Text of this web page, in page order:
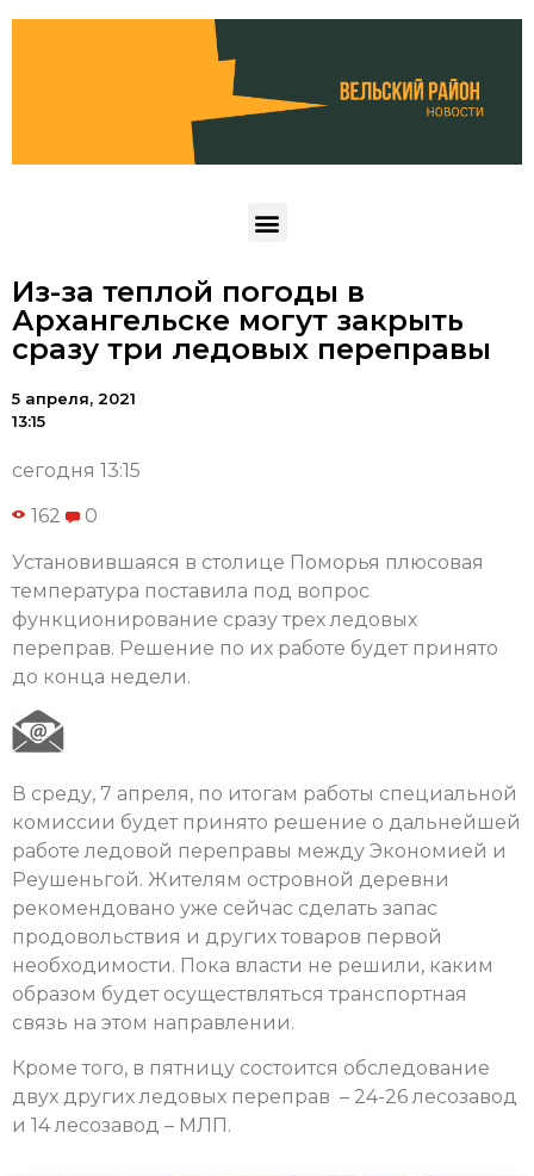
Из-за теплой погоды в
Архангельске могут закрыть
сразу три ледовых переправы
5 апреля, 2021
13:15
сегодня 13:15
162 0
Установившаяся в столице Поморья плюсовая
температура поставила под вопрос
функционирование сразу трех ледовых
переправ. Решение по их работе будет принято
до конца недели.
В среду, 7 апреля, по итогам работы специальной
комиссии будет принято решение о дальнейшей
работе ледовой переправы между Экономией и
Реушеньгой. Жителям островной деревни
рекомендовано уже сейчас сделать запас
продовольствия и других товаров первой
необходимости. Пока власти не решили, каким
образом будет осуществляться транспортная
связь на этом направлении.
Кроме того, в пятницу состоится обследование
двух других ледовых переправ – 24-26 лесозавод
и 14 лесозавод – МЛП.